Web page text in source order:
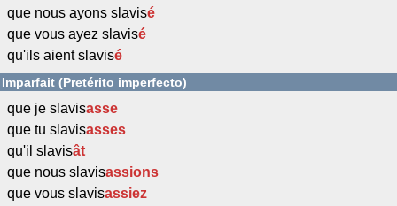
que nous ayons slavisé
que vous ayez slavisé
qu'ils aient slavisé
Imparfait (Pretérito imperfecto)
que je slavisasse
que tu slavisasses
qu'il slavisât
que nous slavisassions
que vous slavisassiez